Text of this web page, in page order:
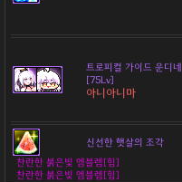
트로피컬 가이드 운디네
[75Lv]
아니아니마
신선한 햇살의 조각
찬란한 붉은빛 엠블렘[힘]
찬란한 붉은빛 엠블렘[힘]